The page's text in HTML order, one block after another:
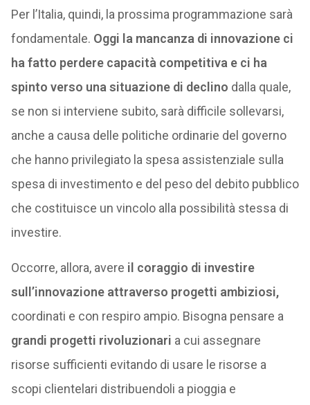
Per l’Italia, quindi, la prossima programmazione sarà
fondamentale. Oggi la mancanza di innovazione ci
ha fatto perdere capacità competitiva e ci ha
spinto verso una situazione di declino dalla quale,
se non si interviene subito, sarà difficile sollevarsi,
anche a causa delle politiche ordinarie del governo
che hanno privilegiato la spesa assistenziale sulla
spesa di investimento e del peso del debito pubblico
che costituisce un vincolo alla possibilità stessa di
investire.
Occorre, allora, avere il coraggio di investire
sull’innovazione attraverso progetti ambiziosi,
coordinati e con respiro ampio. Bisogna pensare a
grandi progetti rivoluzionari a cui assegnare
risorse sufficienti evitando di usare le risorse a
scopi clientelari distribuendoli a pioggia e